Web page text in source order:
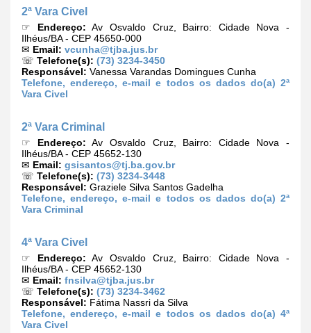
2ª Vara Civel
☞ Endereço: Av Osvaldo Cruz, Bairro: Cidade Nova -
Ilhéus/BA - CEP 45650-000
✉ Email: vcunha@tjba.jus.br
☏ Telefone(s): (73) 3234-3450
Responsável: Vanessa Varandas Domingues Cunha
Telefone, endereço, e-mail e todos os dados do(a) 2ª
Vara Civel
2ª Vara Criminal
☞ Endereço: Av Osvaldo Cruz, Bairro: Cidade Nova -
Ilhéus/BA - CEP 45652-130
✉ Email: gsisantos@tj.ba.gov.br
☏ Telefone(s): (73) 3234-3448
Responsável: Graziele Silva Santos Gadelha
Telefone, endereço, e-mail e todos os dados do(a) 2ª
Vara Criminal
4ª Vara Civel
☞ Endereço: Av Osvaldo Cruz, Bairro: Cidade Nova -
Ilhéus/BA - CEP 45652-130
✉ Email: fnsilva@tjba.jus.br
☏ Telefone(s): (73) 3234-3462
Responsável: Fátima Nassri da Silva
Telefone, endereço, e-mail e todos os dados do(a) 4ª
Vara Civel